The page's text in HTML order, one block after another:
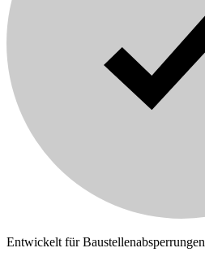
Entwickelt für Baustellenabsperrungen